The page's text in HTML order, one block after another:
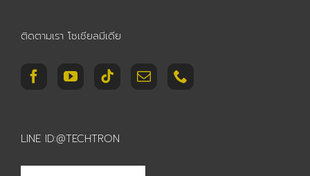
ติดตามเรา โซเชียลมีเดีย
LINE ID:@TECHTRON